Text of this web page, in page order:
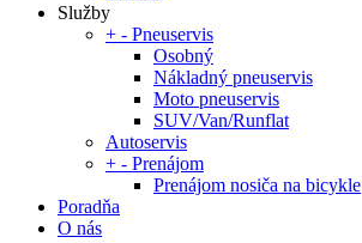
Služby
+ - Pneuservis
Osobný
Nákladný pneuservis
Moto pneuservis
SUV/Van/Runflat
Autoservis
+ - Prenájom
Prenájom nosiča na bicykle
Poradňa
O nás